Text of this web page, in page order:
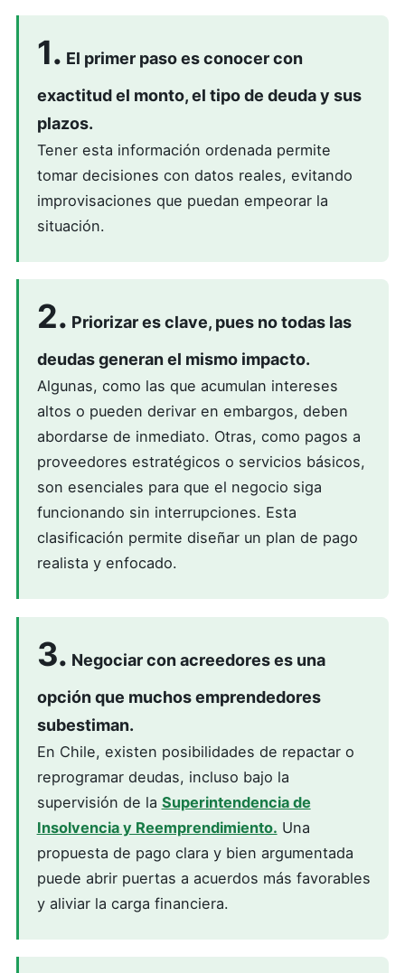
1. El primer paso es conocer con
exactitud el monto, el tipo de deuda y sus
plazos.
Tener esta información ordenada permite
tomar decisiones con datos reales, evitando
improvisaciones que puedan empeorar la
situación.
2. Priorizar es clave, pues no todas las
deudas generan el mismo impacto.
Algunas, como las que acumulan intereses
altos o pueden derivar en embargos, deben
abordarse de inmediato. Otras, como pagos a
proveedores estratégicos o servicios básicos,
son esenciales para que el negocio siga
funcionando sin interrupciones. Esta
clasificación permite diseñar un plan de pago
realista y enfocado.
3. Negociar con acreedores es una
opción que muchos emprendedores
subestiman.
En Chile, existen posibilidades de repactar o
reprogramar deudas, incluso bajo la
supervisión de la Superintendencia de
Insolvencia y Reemprendimiento. Una
propuesta de pago clara y bien argumentada
puede abrir puertas a acuerdos más favorables
y aliviar la carga financiera.